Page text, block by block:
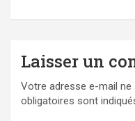
Laisser un
Votre adresse e-mail ne
obligatoires sont